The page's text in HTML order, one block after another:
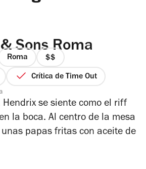
Sons Roma
Roma
precio
2
Crítica de Time Out
se siente como el riff
la boca. Al centro de la mesa
papas fritas con aceite de